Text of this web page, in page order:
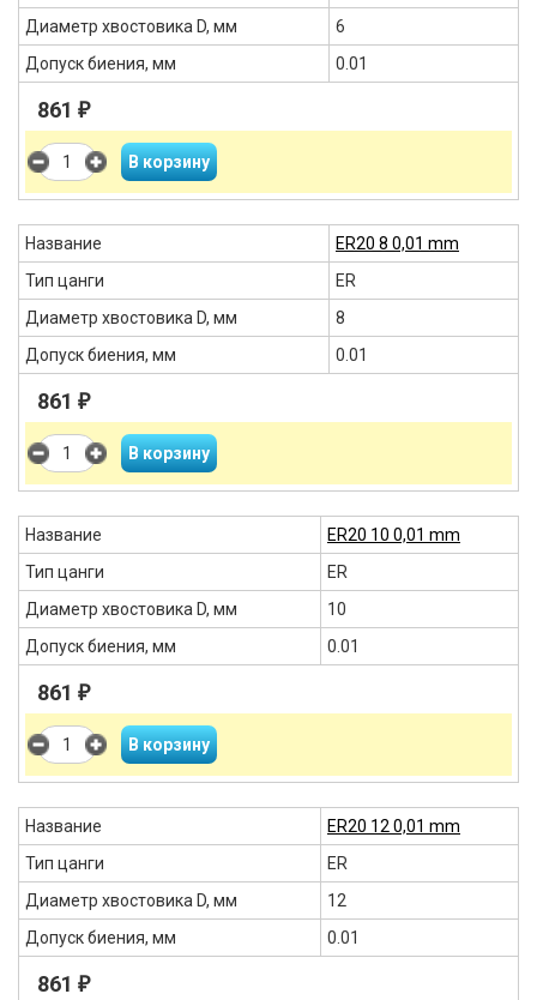
Диаметр хвостовика D, мм
6
Допуск биения, мм
0.01
861 ₽
Название
ER20 8 0,01 mm
Тип цанги
ER
Диаметр хвостовика D, мм
8
Допуск биения, мм
0.01
861 ₽
Название
ER20 10 0,01 mm
Тип цанги
ER
Диаметр хвостовика D, мм
10
Допуск биения, мм
0.01
861 ₽
Название
ER20 12 0,01 mm
Тип цанги
ER
Диаметр хвостовика D, мм
12
Допуск биения, мм
0.01
861 ₽